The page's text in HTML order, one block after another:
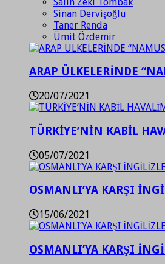
Sinan Dervişoğlu
Taner Renda
Ümit Özdemir
ARAP ÜLKELERİNDE
20/07/2021
TÜRKİYE’NİN KABİL
05/07/2021
OSMANLI’YA KARŞI
15/06/2021
OSMANLI’YA KARŞI